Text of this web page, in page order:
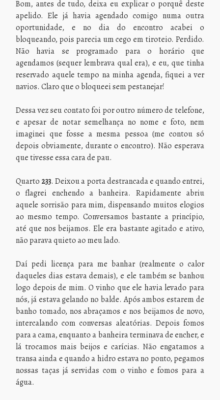
Bom, antes de tudo, deixa eu explicar o porquê deste
apelido. Ele já havia agendado comigo numa outra
oportunidade, e no dia do encontro acabei o
bloqueando, pois parecia um cego em tiroteio. Perdido.
Não havia se programado para o horário que
agendamos (sequer lembrava qual era), e eu, que tinha
reservado aquele tempo na minha agenda, fiquei a ver
navios. Claro que o bloqueei sem pestanejar!
Dessa vez seu contato foi por outro número de telefone,
e apesar de notar semelhança no nome e foto, nem
imaginei que fosse a mesma pessoa (me contou só
depois obviamente, durante o encontro). Não esperava
que tivesse essa cara de pau.
Quarto 233. Deixou a porta destrancada e quando entrei,
o flagrei enchendo a banheira. Rapidamente abriu
aquele sorrisão para mim, dispensando muitos elogios
ao mesmo tempo. Conversamos bastante a princípio,
até que nos beijamos. Ele era bastante agitado e ativo,
não parava quieto ao meu lado.
Daí pedi licença para me banhar (realmente o calor
daqueles dias estava demais), e ele também se banhou
logo depois de mim. O vinho que ele havia levado para
nós, já estava gelando no balde. Após ambos estarem de
banho tomado, nos abraçamos e nos beijamos de novo,
intercalando com conversas aleatórias. Depois fomos
para a cama, enquanto a banheira terminava de encher, e
lá trocamos mais beijos e carícias. Não engatamos a
transa ainda e quando a hidro estava no ponto, pegamos
nossas taças já servidas com o vinho e fomos para a
água.